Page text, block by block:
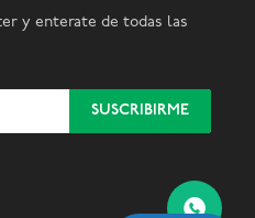
y enterate de todas las
SUSCRIBIRME